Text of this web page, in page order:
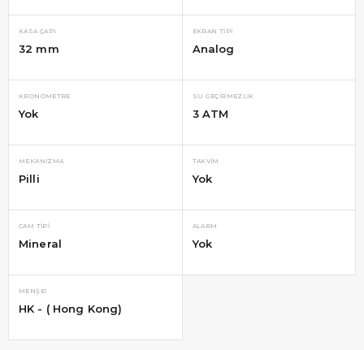
KASA ÇAPI
32 mm
EKRAN TIPI
Analog
KRONOMETRE
Yok
SU GEÇIRMEZLIK
3 ATM
MEKANIZMA
Pilli
TAKVIM
Yok
CAM TIPI
Mineral
ALARM
Yok
MENŞEI
HK - ( Hong Kong)